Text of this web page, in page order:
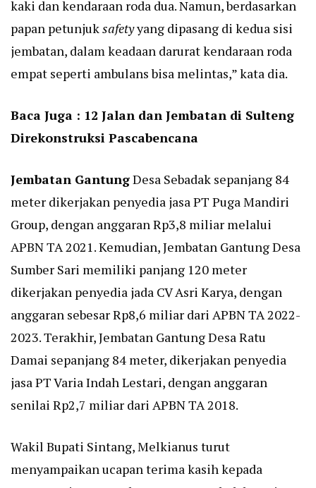
kaki dan kendaraan roda dua. Namun, berdasarkan
papan petunjuksafetyyang dipasang di kedua sisi
jembatan, dalam keadaan darurat kendaraan roda
empat seperti ambulans bisa melintas,” kata dia.
Baca Juga : 12 Jalan dan Jembatan di Sulteng
Direkonstruksi Pascabencana
Jembatan GantungDesa Sebadak sepanjang 84
meter dikerjakan penyedia jasa PT Puga Mandiri
Group, dengan anggaran Rp3,8 miliar melalui
APBN TA 2021. Kemudian, Jembatan Gantung Desa
Sumber Sari memiliki panjang 120 meter
dikerjakan penyedia jada CV Asri Karya, dengan
anggaran sebesar Rp8,6 miliar dari APBN TA 2022-
2023. Terakhir, Jembatan Gantung Desa Ratu
Damai sepanjang 84 meter, dikerjakan penyedia
jasa PT Varia Indah Lestari, dengan anggaran
senilai Rp2,7 miliar dari APBN TA 2018.
Wakil Bupati Sintang, Melkianus turut
menyampaikan ucapan terima kasih kepada